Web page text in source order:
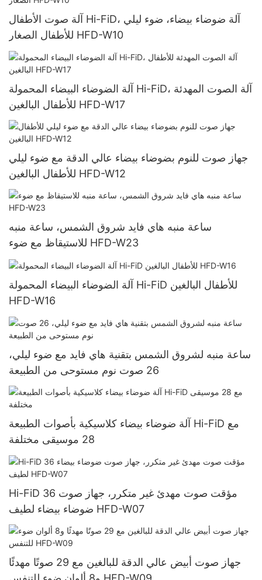
آلة صوت الأطفال Hi-FiD، آلة ضوضاء بيضاء، ضوء ليلي
للأطفال الصغار HFD-W10
آلة الضوضاء البيضاء المحمولة Hi-FiD، آلة الصوت المهدئة
للأطفال البالغين HFD-W17
جهاز صوت للنوم بضوضاء بيضاء عالي الدقة مع ضوء ليلي
للأطفال البالغين HFD-W12
ساعة منبه هاي فايد شروق الشمس، ساعة منبه
للاستيقاظ مع ضوء HFD-W23
آلة الضوضاء البيضاء المحمولة Hi-FiD للأطفال البالغين
HFD-W16
ساعة منبه لشروق الشمس بتقنية هاي فايد مع ضوء ليلي،
26 صوت نوم مستوحى من الطبيعة
آلة ضوضاء بيضاء كلاسيكية بأصوات الطبيعة Hi-FiD مع
28 موسيقى مختلفة
Hi-FiD 36 مؤقت صوت مهدئ غير متكرر، جهاز صوت
ضوضاء بيضاء لطيف HFD-W07
جهاز صوت أبيض عالي الدقة للبالغين مع 29 صوتًا مهدئًا